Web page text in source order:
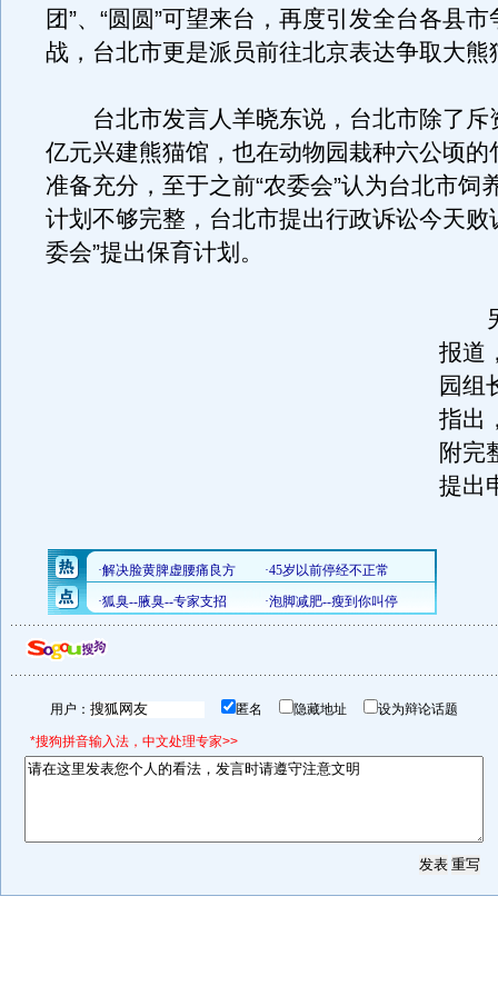
团”、“圆圆”可望来台，再度引发全台各县
战，台北市更是派员前往北京表达争取大熊
台北市发言人羊晓东说，台北市除了斥
亿元兴建熊猫馆，也在动物园栽种六公顷的
准备充分，至于之前“农委会”认为台北市饲
计划不够完整，台北市提出行政诉讼今天败
委会”提出保育计划。
另
报道
园组
指出
附完
提出
用户： 匿名 隐藏地址 设为辩论话题
*搜狗拼音输入法，中文处理专家>>